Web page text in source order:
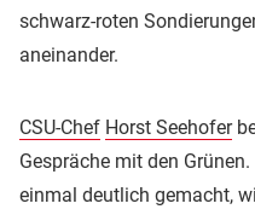
schwarz-roten
aneinander.
CSU-Chef Horst Seehofer
Gespräche mit den
einmal deutlich gemacht,